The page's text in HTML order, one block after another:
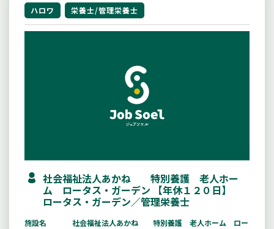
ハロワ 栄養士/管理栄養士
社会福祉法人あかね 特別養護 老人ホー
ム ロータス・ガーデン 【年休１２０日】
ロータス・ガーデン／管理栄養士
施設名
社会福祉法人あかね 特別養護 老人ホーム ロー